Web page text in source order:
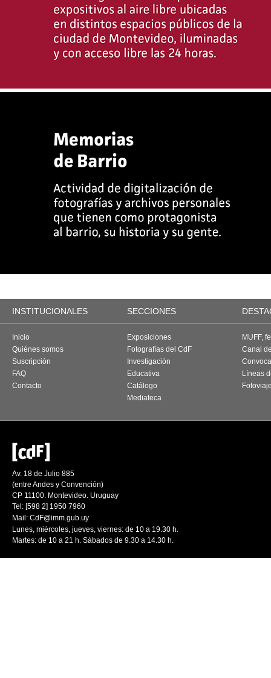
INSTITUCIONALES SECCIONES
Inicio
Quiénes somos
Suscripción
FAQ
Contacto
Exposiciones
Fotografías del CdF
Investigación
Educativa
Catálogo
Mediateca
MUFF,
Canal
Líneas
Av. 18 de Julio 885
(entre Andes y Convención)
CP 11100. Montevideo. Uruguay
Tel: [598 2] 1950 7960
Mail: CdF@imm.gub.uy
Lunes, miércoles, jueves, viernes: de 10 a 19.30 h.
Martes: de 10 a 21 h. Sábados de 9.30 a 14.30 h.